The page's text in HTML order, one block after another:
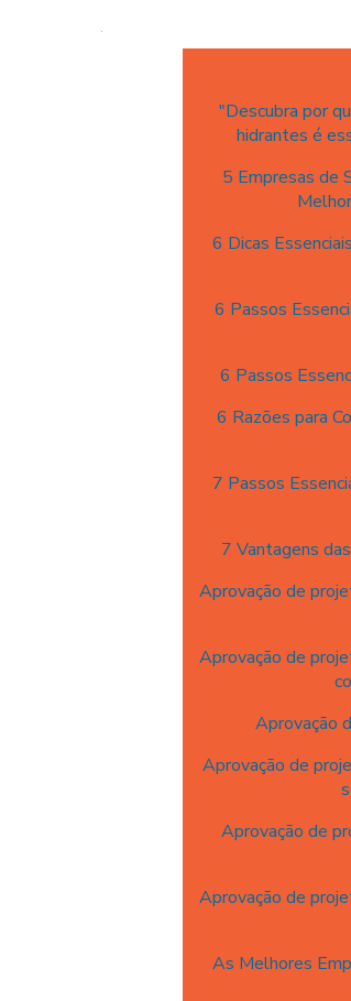
"Descubra por
hidrantes é
5 Empresas de
6 Dicas
6 Passos
6 Passos
6 Razões para
7 Passos
7 Vantagens
Aprovação de
Aprovação de
Aprovação
Aprovação de
Aprovação de
Aprovação de
As Melhores